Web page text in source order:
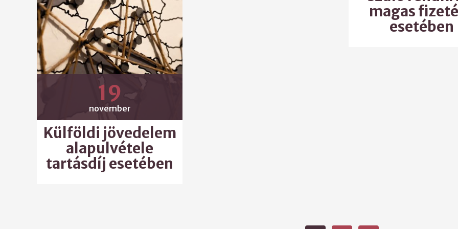
magas
esetében
19
november
Külföldi jövedelem
alapulvétele
tartásdíj esetében